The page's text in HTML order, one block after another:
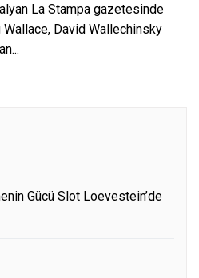
La Stampa gazetesinde
Wallace, David Wallechinsky
Gücü Slot Loevestein’de